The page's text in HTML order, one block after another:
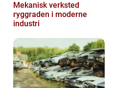
Mekanisk verksted
ryggraden i moderne
industri